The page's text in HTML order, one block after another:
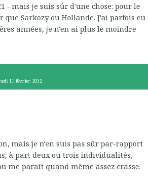
- mais je suis sûr d'une chose: pour le
Sarkozy ou Hollande. J'ai parfois eu
années, je n'en ai plus le moindre
11 février 2012
mais je n'en suis pas sûr par-rapport
à part deux ou trois individualités,
me paraît quand même assez crasse.